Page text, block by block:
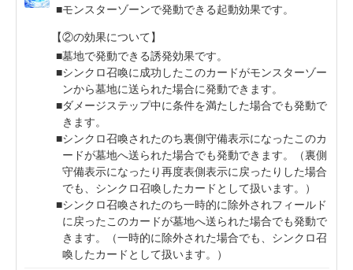
モンスターゾーンで発動できる起動効果です。
【②の効果について】
墓地で発動できる誘発効果です。
シンクロ召喚に成功したこのカードがモンスターゾー
ンから墓地に送られた場合に発動できます。
ダメージステップ中に条件を満たした場合でも発動で
きます。
シンクロ召喚されたのち裏側守備表示になったこのカ
ードが墓地へ送られた場合でも発動できます。（裏側
守備表示になったり再度表側表示に戻ったりした場合
でも、シンクロ召喚したカードとして扱います。）
シンクロ召喚されたのち一時的に除外されフィールド
に戻ったこのカードが墓地へ送られた場合でも発動で
きます。（一時的に除外された場合でも、シンクロ召
喚したカードとして扱います。）